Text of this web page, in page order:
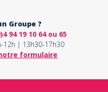
Groupe ?
94 19 10 64 ou 65
12h | 13h30-17h30
formulaire